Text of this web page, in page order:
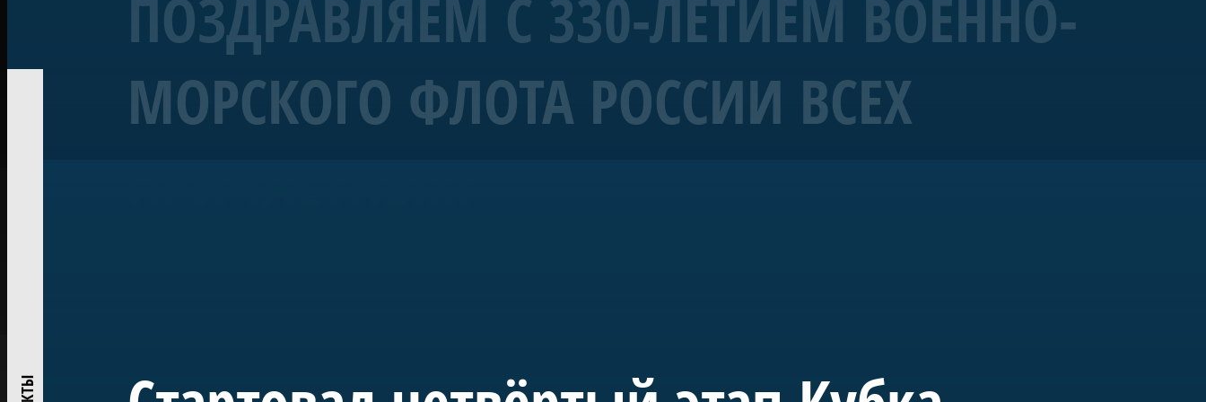
ПОЗДРАВЛЯЕМ С 330-ЛЕТИЕМ ВОЕННО-
МОРСКОГО ФЛОТА РОССИИ ВСЕХ
Корабль «Полтава»
Линейный 54-пушечный корабль 4 ранга «Полтава»